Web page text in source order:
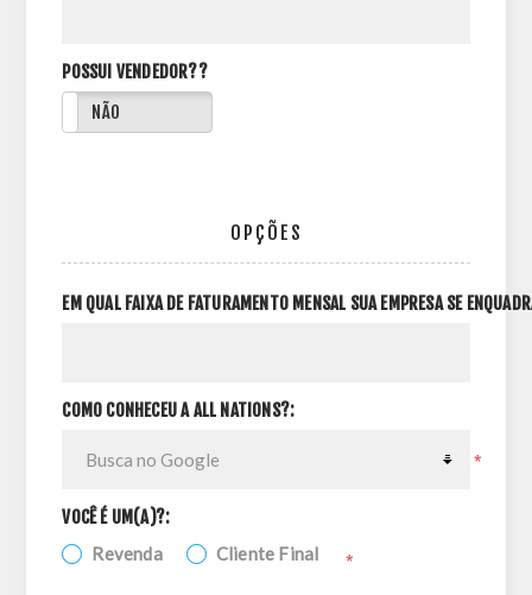
POSSUI VENDEDOR??
NÃO
OPÇÕES
EM QUAL FAIXA DE FATURAMENTO MENSAL SUA EMPRESA SE
COMO CONHECEU A ALL NATIONS?:
*
VOCÊ É UM(A)?:
Revenda Cliente Final *